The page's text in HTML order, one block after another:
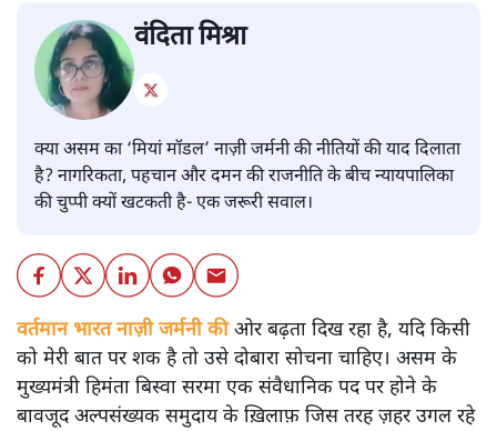
वंदिता मिश्रा
क्या असम का ‘मियां मॉडल’ नाज़ी जर्मनी की नीतियों की याद दिलाता
है? नागरिकता, पहचान और दमन की राजनीति के बीच न्यायपालिका
की चुप्पी क्यों खटकती है- एक जरूरी सवाल।
वर्तमान भारत नाज़ी जर्मनी कीओर बढ़ता दिख रहा है, यदि किसी
को मेरी बात पर शक है तो उसे दोबारा सोचना चाहिए। असम के
मुख्यमंत्री हिमंता बिस्वा सरमा एक संवैधानिक पद पर होने के
बावजूद अल्पसंख्यक समुदाय के ख़िलाफ़ जिस तरह ज़हर उगल रहे